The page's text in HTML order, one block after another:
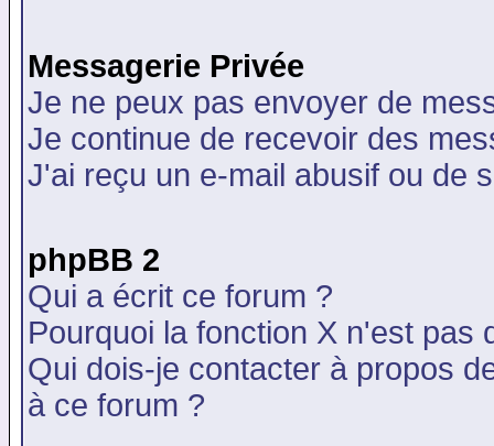
Messagerie Privée
Je ne peux pas envoyer de
Je continue de recevoir des
J'ai reçu un e-mail abusif ou de
phpBB 2
Qui a écrit ce forum ?
Pourquoi la fonction X n'est pas
Qui dois-je contacter à propos
à ce forum ?